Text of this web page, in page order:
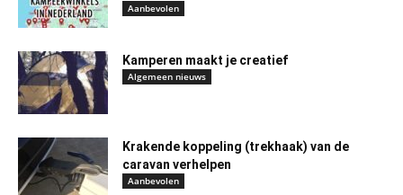
Aanbevolen
Kamperen maakt je creatief
Algemeen nieuws
Krakende koppeling (trekhaak) van de
caravan verhelpen
Aanbevolen